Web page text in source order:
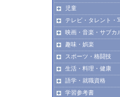
児童
テレビ・タレント・
映画・音楽・サブカ
趣味・娯楽
スポーツ・格闘技
生活・料理・健康
語学・就職資格
学習参考書